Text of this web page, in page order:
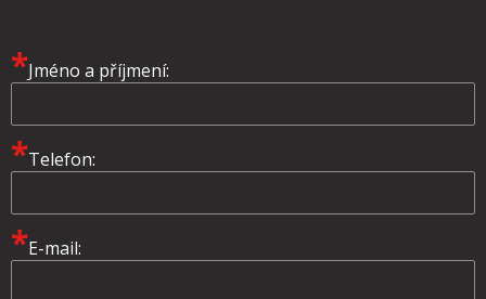
*Jméno a příjmení:
*Telefon:
*E-mail: